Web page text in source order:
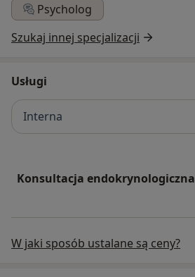
Psycholog
Szukaj innej specjalizacji
Usługi
Interna
Konsultacja endokrynologiczna
W jaki sposób ustalane są ceny?